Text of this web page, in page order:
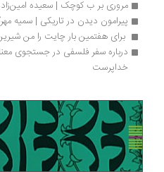
مروری بر ب کوچک | سعیده امین‌زاده
پیرامون دیدن در تاریکی | سمیه مهرگان
برای هفتمین بار چایت را من شیرین میکنم
خداپرست